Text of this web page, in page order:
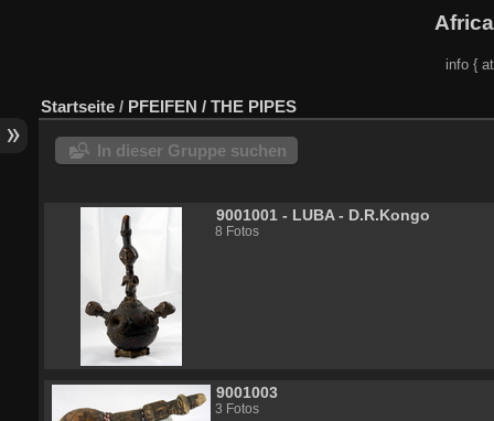
info {
Startseite / PFEIFEN / THE PIPES
In dieser Gruppe suchen
9001001 - LUBA - D.R.Kongo
8 Fotos
9001003
3 Fotos